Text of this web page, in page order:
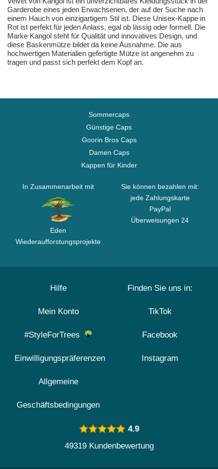
Garderobe eines jeden Erwachsenen, der auf der Suche nach
einem Hauch von einzigartigem Stil ist. Diese Unisex-Kappe in
Rot ist perfekt für jeden Anlass, egal ob lässig oder formell. Die
Marke Kangol steht für Qualität und innovatives Design, und
diese Baskenmütze bildet da keine Ausnahme. Die aus
hochwertigen Materialien gefertigte Mütze ist angenehm zu
tragen und passt sich perfekt dem Kopf an.
Sommercaps
Günstige Caps
Goorin Bros Caps
Damen Caps
Kappen für Kinder
In Zusammenarbeit mit
Eden
Wiederaufforstungsprojekte
Sie können bezahlen mit:
jede Zahlungskarte
PayPal
Überweisungen 24
Hilfe
Mein Konto
#StyleForTrees
Einwilligungspräferenzen
Allgemeine
Geschäftsbedingungen
Finden Sie uns in:
TikTok
Facebook
Instagram
4.9
49319 Kundenbewertung